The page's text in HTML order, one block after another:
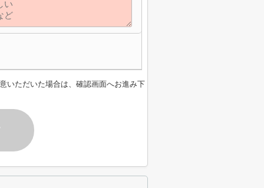
いただいた場合は、確認画面へお進み下